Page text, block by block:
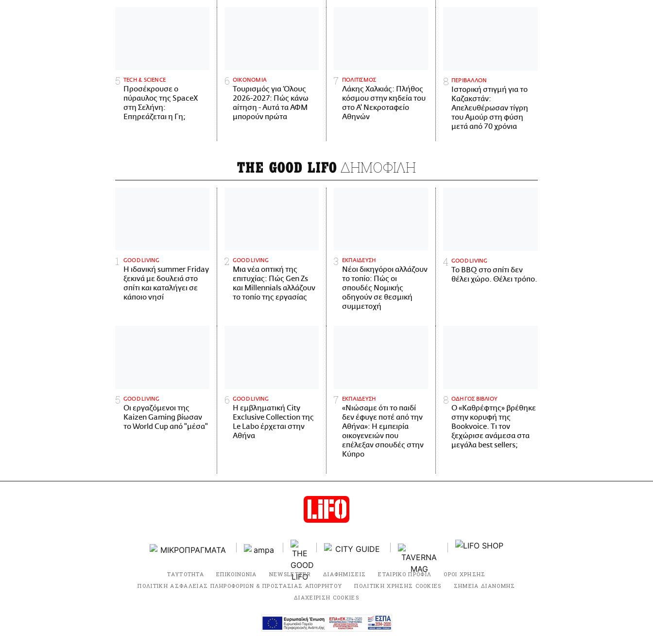
ΤECH & SCIENCE
Προσέκρουσε ο
πύραυλος της SpaceX
στη Σελήνη:
Επηρεάζεται η Γη;
ΟΙΚΟΝΟΜΙΑ
Τουρισμός για Όλους
2026-2027: Πώς κάνω
αίτηση - Αυτά τα ΑΦΜ
μπορούν πρώτα
ΠΟΛΙΤΙΣΜΟΣ
Λάκης Χαλκιάς: Πλήθος
κόσμου στην κηδεία του
στο Α' Νεκροταφείο
Αθηνών
ΠΕΡΙΒΑΛΛΟΝ
Ιστορική στιγμή για το
Καζακστάν:
Απελευθέρωσαν τίγρη
του Αμούρ στη φύση
μετά από 70 χρόνια
THE GOOD LIFO ΔΗΜΟΦΙΛΗ
GOOD LIVING
Η ιδανική summer Friday
ξεκινά με δουλειά στο
σπίτι και καταλήγει σε
κάποιο νησί
GOOD LIVING
Μια νέα οπτική της
επιτυχίας: Πώς Gen Zs
και Millennials αλλάζουν
το τοπίο της εργασίας
ΕΚΠΑΙΔΕΥΣΗ
Νέοι δικηγόροι αλλάζουν
το τοπίο: Πώς οι
σπουδές Νομικής
οδηγούν σε θεσμική
συμμετοχή
GOOD LIVING
Το BBQ στο σπίτι δεν
θέλει χώρο. Θέλει τρόπο.
GOOD LIVING
Οι εργαζόμενοι της
Kaizen Gaming βίωσαν
το World Cup από "μέσα"
GOOD LIVING
Η εμβληματική City
Exclusive Collection της
Le Labo έρχεται στην
Αθήνα
ΕΚΠΑΙΔΕΥΣΗ
«Νιώσαμε ότι το παιδί
δεν έφυγε ποτέ από την
Αθήνα»: Η εμπειρία
οικογενειών που
επέλεξαν σπουδές στην
Κύπρο
ΟΔΗΓΟΣ ΒΙΒΛΙΟΥ
Ο «Καθρέφτης» βρέθηκε
στην κορυφή της
Bookvoice. Τι τον
ξεχώρισε ανάμεσα στα
μεγάλα best sellers;
ΤΑΥΤΟΤΗΤΑ ΕΠΙΚΟΙΝΩΝΙΑ NEWSLETTER ΔΙΑΦΗΜΙΣΕΙΣ ΕΤΑΙΡΙΚΟ ΠΡΟΦΙΛ
ΟΡΟΙ ΧΡΗΣΗΣ
ΠΟΛΙΤΙΚΗ ΑΣΦΑΛΕΙΑΣ ΠΛΗΡΟΦΟΡΙΩΝ & ΠΡΟΣΤΑΣΙΑΣ ΑΠΟΡΡΗΤΟΥ
ΠΟΛΙΤΙΚΗ ΧΡΗΣΗΣ COOKIES
ΣΗΜΕΙΑ ΔΙΑΝΟΜΗΣ
ΔΙΑΧΕΙΡΙΣΗ COOKIES